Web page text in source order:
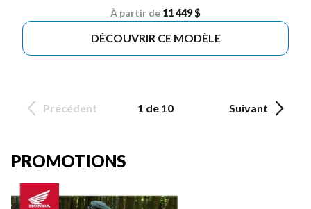
À partir de 11 449 $
DÉCOUVRIR CE MODÈLE
Précédent 1 de 10 Suivant
PROMOTIONS